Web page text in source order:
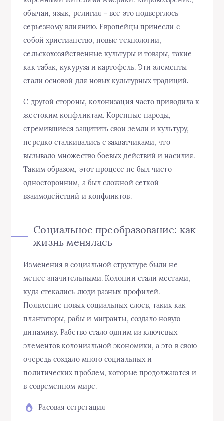
обычаи, язык, религия – все это подверглось
серьезному влиянию. Европейцы принесли с
собой христианство, новые технологии,
сельскохозяйственные культуры и товары, такие
как табак, кукуруза и картофель. Эти элементы
стали основой для новых культурных традиций.
С другой стороны, колонизация часто приводила к
жестоким конфликтам. Коренные народы,
стремившиеся защитить свои земли и культуру,
нередко сталкивались с захватчиками, что
вызывало множество боевых действий и насилия.
Таким образом, этот процесс не был чисто
односторонним, а был сложной сеткой
взаимодействий и конфликтов.
Социальное преобразование: как
жизнь менялась
Изменения в социальной структуре были не
менее значительными. Колонии стали местами,
куда стекались люди разных профилей.
Появление новых социальных слоев, таких как
плантаторы, рабы и мигранты, создало новую
динамику. Рабство стало одним из ключевых
элементов колониальной экономики, а это в свою
очередь создало много социальных и
политических проблем, которые продолжаются и
в современном мире.
Расовая сегрегация